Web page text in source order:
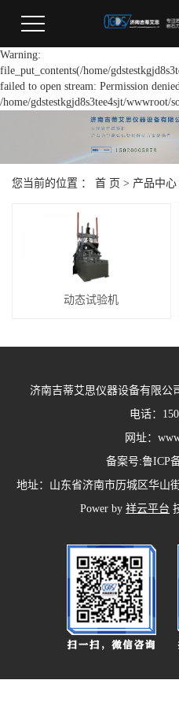
Warning:
file_put_contents(/home/
failed to open stream: Permission
/home/gdstestkgjd8s3tee4sjt/wwwroot/
您当前的位置 ： 首 页 > 产品中心
动态试验机
济南吉蒂艾思仪器设备有限
电话：
网址：
备案号:鲁ICP
地址：山东省济南市历城区华山
Power by 祥云平台